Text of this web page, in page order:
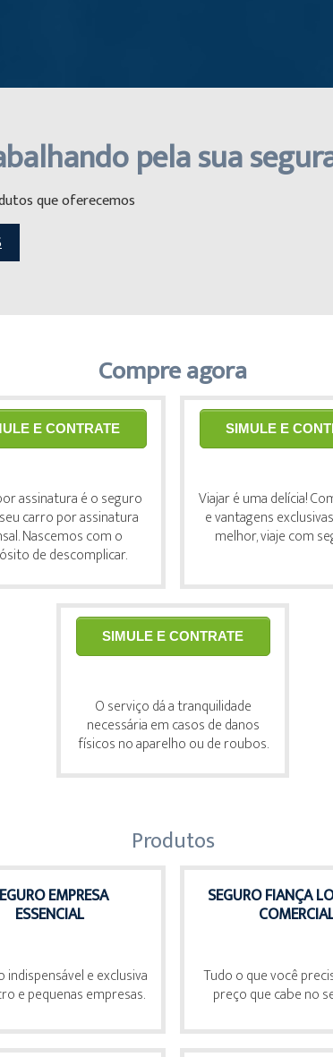
pela sua
que oferecemos
Compre agora
assinatura é o seguro
carro por assinatura
Nascemos com o
de descomplicar.
E CONTRATE
Viajar é uma delícia!
e vantagens
melhor, viaje com
SIMULE E
O serviço dá a tranquilidade
necessária em casos de danos
físicos no aparelho ou de roubos.
SIMULE E CONTRATE
Produtos
EMPRESA
ESSENCIAL
indispensável e exclusiva
e pequenas empresas.
SEGURO FIANÇA
Tudo o que você
preço que cabe no